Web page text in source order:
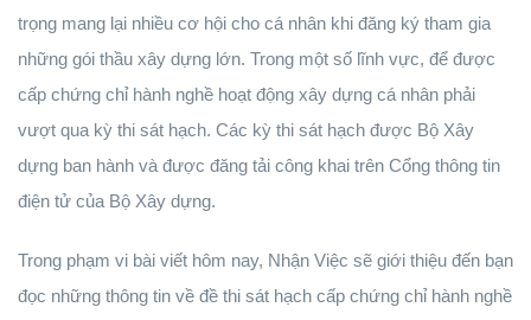
trọng mang lại nhiều cơ hội cho cá nhân khi đăng ký tham gia
những gói thầu xây dựng lớn. Trong một số lĩnh vực, để được
cấp chứng chỉ hành nghề hoạt động xây dựng cá nhân phải
vượt qua kỳ thi sát hạch. Các kỳ thi sát hạch được Bộ Xây
dựng ban hành và được đăng tải công khai trên Cổng thông tin
điện tử của Bộ Xây dựng.
Trong phạm vi bài viết hôm nay, Nhận Việc sẽ giới thiệu đến bạn
đọc những thông tin về đề thi sát hạch cấp chứng chỉ hành nghề